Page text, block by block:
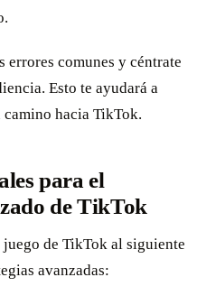
errores comunes y céntrate
Esto te ayudará a
camino hacia TikTok.
para el
de TikTok
de TikTok al siguiente
avanzadas: